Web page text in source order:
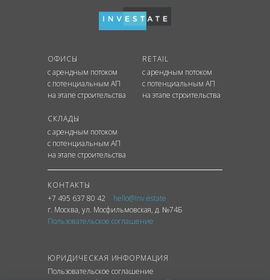
ОФИСЫ
с арендным потоком
с потенциальным АП
на этапе строительства
RETAIL
с арендным потоком
с потенциальным АП
на этапе строительства
СКЛАДЫ
с арендным потоком
с потенциальным АП
на этапе строительства
КОНТАКТЫ
+7 495 637 80 42
hello@inv.estate
г. Москва, ул. Мосфильмовская, д. №74Б
Пользовательское соглашение
ЮРИДИЧЕСКАЯ ИНФОРМАЦИЯ
Пользовательское соглашение